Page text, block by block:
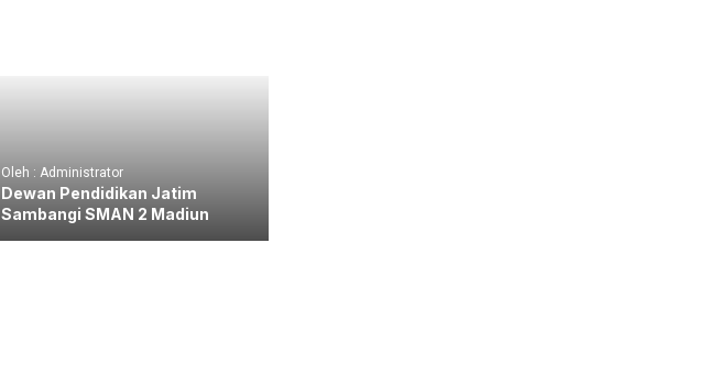
Oleh : Administrator
Dewan Pendidikan Jatim
Sambangi SMAN 2 Madiun